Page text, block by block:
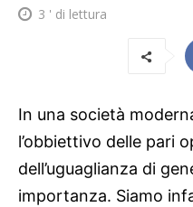
3 ' di lettura
In una società
l’obbiettivo delle pari
dell’uguaglianza di
importanza. Siamo